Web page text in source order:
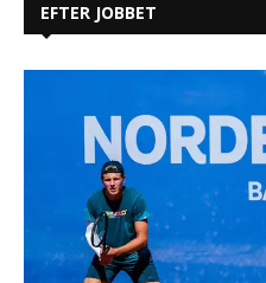
EFTER JOBBET